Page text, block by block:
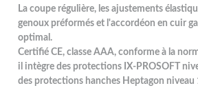
La coupe régulière, les ajustements
genoux préformés et l'accordéon en cuir
optimal.
Certifié CE, classe AAA, conforme à la
il intègre des protections IX-PROSOFT
des protections hanches Heptagon niveau